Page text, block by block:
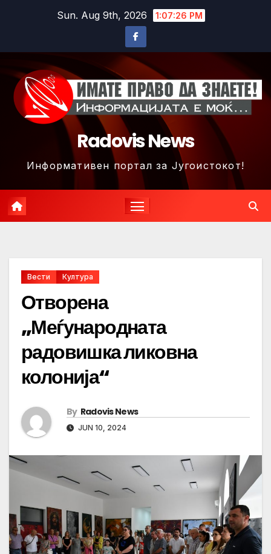
Sun. Aug 9th, 2026 1:07:28 PM
Radovis News
Информативен портал за Југоистокот!
Вести Култура
Отворена
„Меѓународната
радовишка ликовна
колонија“
By Radovis News
JUN 10, 2024